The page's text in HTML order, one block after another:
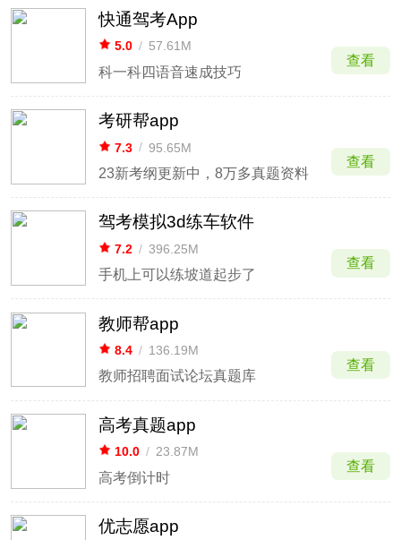
快通驾考App
5.0 / 57.61M
科一科四语音速成技巧
查看
考研帮app
7.3 / 95.65M
23新考纲更新中，8万多真题资料
查看
驾考模拟3d练车软件
7.2 / 396.25M
手机上可以练坡道起步了
查看
教师帮app
8.4 / 136.19M
教师招聘面试论坛真题库
查看
高考真题app
10.0 / 23.87M
高考倒计时
查看
优志愿app